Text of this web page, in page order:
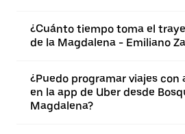
¿Cuánto tiempo toma el
de la Magdalena - Emiliano
¿Puedo programar viajes
en la app de Uber desde
Magdalena?